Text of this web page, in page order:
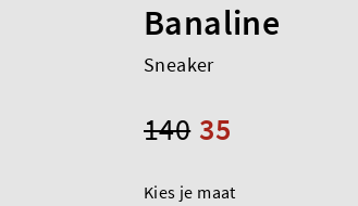
Banaline
Sneaker
35
140
Kies je maat